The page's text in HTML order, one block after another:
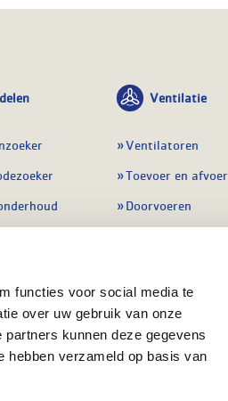
functies voor social media te
over uw gebruik van onze
kunnen deze gegevens
hebben verzameld op basis van
detectie
Ventilatie
Ventilatoren
Toevoer en afvoer
Doorvoeren
Regelingen